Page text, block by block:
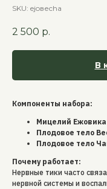
SKU: ejoвеcha
2 500 р.
В
Компоненты набора:
Мицелий Ежовика
Плодовое тело
Плодовое тело
Почему работает:
Нервные тики часто
нервной системы и